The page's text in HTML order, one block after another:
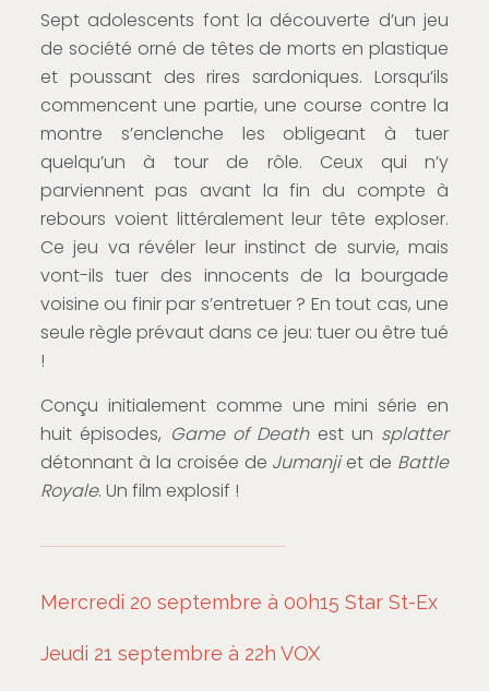
Sept adolescents font la découverte d’un jeu
de société orné de têtes de morts en plastique
et poussant des rires sardoniques. Lorsqu’ils
commencent une partie, une course contre la
montre s’enclenche les obligeant à tuer
quelqu’un à tour de rôle. Ceux qui n’y
parviennent pas avant la fin du compte à
rebours voient littéralement leur tête exploser.
Ce jeu va révéler leur instinct de survie, mais
vont-ils tuer des innocents de la bourgade
voisine ou finir par s’entretuer ? En tout cas, une
seule règle prévaut dans ce jeu: tuer ou être tué
!
Conçu initialement comme une mini série en
huit épisodes, Game of Deathest un splatter
détonnant à la croisée de Jumanjiet de Battle
Royale. Un film explosif !
Mercredi 20 septembre à 00h15 Star St-Ex
Jeudi 21 septembre à 22h VOX